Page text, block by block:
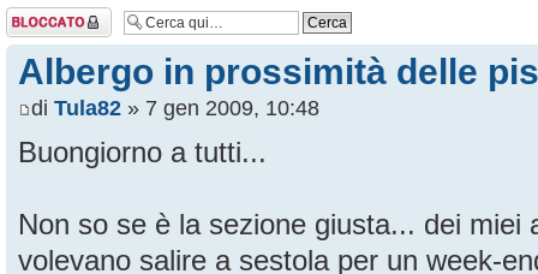
Argomento
bloccato
Albergo in prossimità delle
di Tula82 » 7 gen 2009, 10:48
Buongiorno a tutti...
Non so se è la sezione giusta... dei miei
volevano salire a sestola per un week-